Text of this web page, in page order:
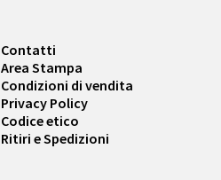
Contatti
Area Stampa
Condizioni di vendita
Privacy Policy
Codice etico
Ritiri e Spedizioni